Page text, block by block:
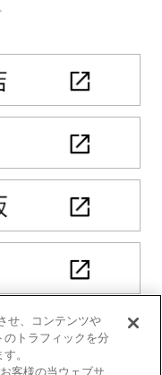
せ、コンテンツや
トラフィックを分
。
客様の当ウェブサ